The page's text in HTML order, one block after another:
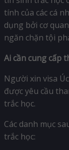
tính của các cá
dụng bởi cơ
ngăn chặn tội
Ai cần cung cấp
Người xin visa
được yêu cầu
trắc học.
Các danh mục
trắc học: